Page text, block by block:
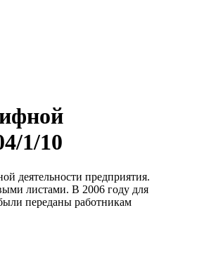
1/10
деятельности предприятия.
листами. В 2006 году для
переданы работникам